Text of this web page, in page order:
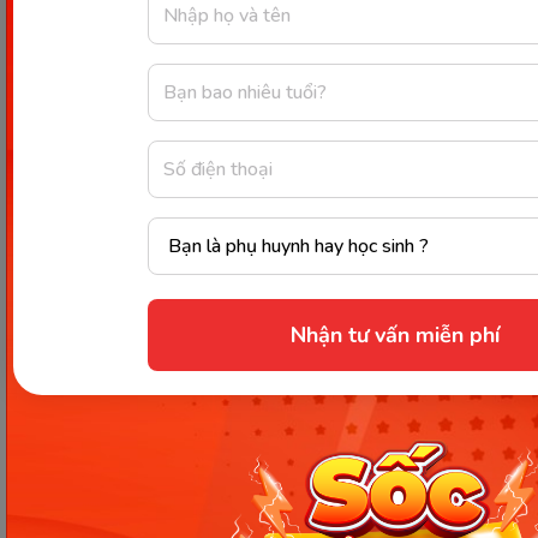
Nhận tư vấn miễn phí
tuệ, tăng trưởng và phát triển ở trẻ nhỏ, tăng khả
năng mắc bệnh trong suốt cuộc đời, tăng các tai
biến sản khoa ở phụ nữ, đặc biệt là phụ nữ mang
Ở độ tuổi trưởng thành thì con người cần 90 mg sắt
mỗi ngày cho nam giới và 75 mg sắt mỗi ngày cho
phụ nữ. Chính vì vậy, đừng quên bổ sung sắt - một
trong các chất dinh dưỡng có trong thực phẩm từ
Các loại gan động vật (thịt lợn, thịt gà hoặc thịt
bò) là quán quân chứa sắt, bởi chỉ 75g gan
cung cấp từ 4,6 đến 13,4g sắt heme.
Hàu, chỉ 75g cung cấp từ 5,0 đến 6,3g sắt
Thịt cừu hoặc thịt bò, 75g thịt đỏ cung cấp từ